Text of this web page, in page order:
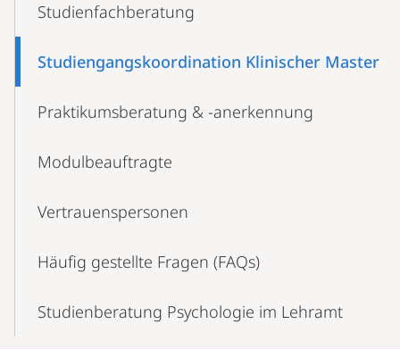
Studienfachberatung
Studiengangskoordination Klinischer Master
Praktikumsberatung & -anerkennung
Modulbeauftragte
Vertrauenspersonen
Häufig gestellte Fragen (FAQs)
Studienberatung Psychologie im Lehramt